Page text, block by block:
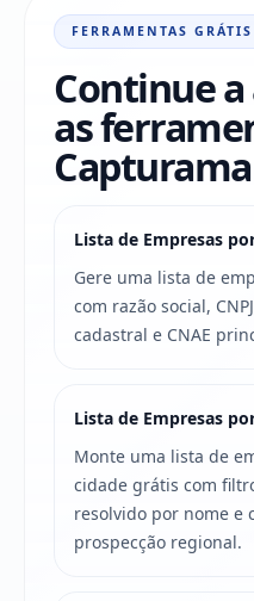
FERRAMENTAS
Continue
as
Capturama
Lista de Empresas
Gere uma lista de
com razão social,
cadastral e CNAE
Lista de Empresas
Monte uma lista de
cidade grátis com
resolvido por nome e
prospecção regional.